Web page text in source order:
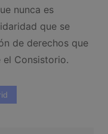
nunca es
que se
de derechos que
el Consistorio.